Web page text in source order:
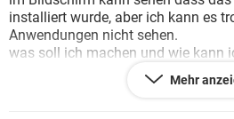
FACEBOOK
installiert wurde, aber ich kann es
Anwendungen nicht sehen.
was soll ich machen und wie kann
bitte detaillierte Infos , ich bin ein
Mehr